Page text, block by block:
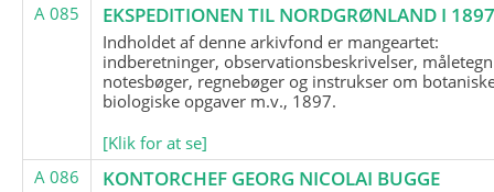
A 085
EKSPEDITIONEN TIL NORDGRØNLAND I
Indholdet af denne arkivfond er mangeartet:
indberetninger, observationsbeskrivelser,
notesbøger, regnebøger og instrukser om
biologiske opgaver m.v., 1897.
[Klik for at se]
A 086
KONTORCHEF GEORG NICOLAI BUGGE